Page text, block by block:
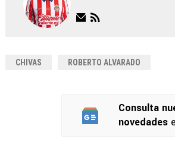
CHIVAS ROBERTO ALVARADO
Consulta
novedades